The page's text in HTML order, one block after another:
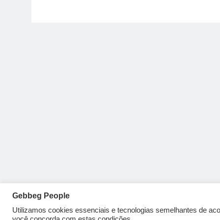
Gebbeg People
Utilizamos cookies essenciais e tecnologias semelhantes de